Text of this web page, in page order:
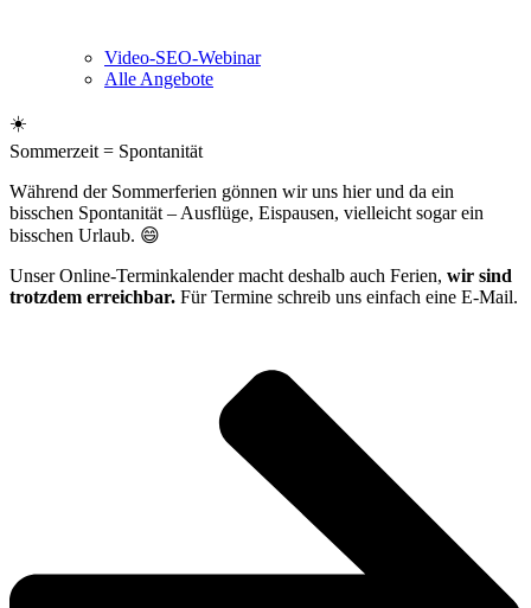
Video-SEO-Webinar
Alle Angebote
☀️
Sommerzeit = Spontanität
Während der Sommerferien gönnen wir uns hier und da ein
bisschen Spontanität – Ausflüge, Eispausen, vielleicht sogar ein
bisschen Urlaub. 😄
Unser Online-Terminkalender macht deshalb auch Ferien, wir sind
trotzdem erreichbar. Für Termine schreib uns einfach eine E-Mail.